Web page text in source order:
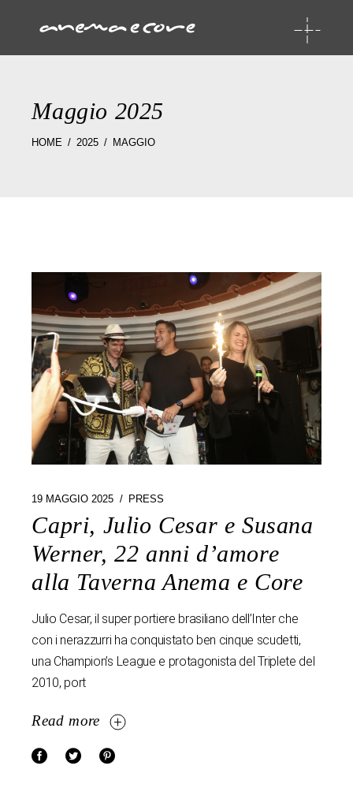
Maggio 2025
HOME 2025 MAGGIO
19 MAGGIO 2025 PRESS
Capri, Julio Cesar e Susana
Werner, 22 anni d’amore
alla Taverna Anema e Core
Julio Cesar, il super portiere brasiliano dell’Inter che
con i nerazzurri ha conquistato ben cinque scudetti,
una Champion’s League e protagonista del Triplete del
2010, port
Read more